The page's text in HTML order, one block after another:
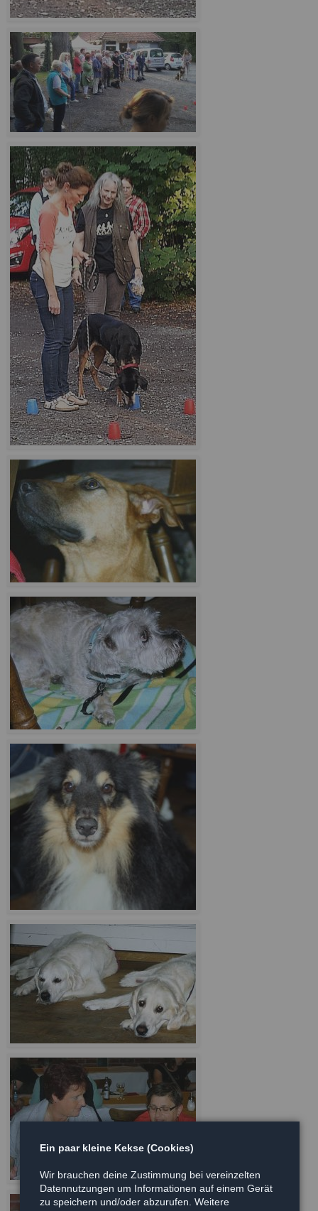
Ein paar kleine Kekse (Cookies)
Wir brauchen deine Zustimmung bei vereinzelten
Datennutzungen um Informationen auf einem Gerät
zu speichern und/oder abzurufen. Weitere